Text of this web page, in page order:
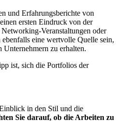
und Erfahrungsberichte von
ersten Eindruck von der
Veranstaltungen oder
eine wertvolle Quelle sein,
zu erhalten.
ist, sich die Portfolios der
in den Stil und die
Sie darauf, ob die Arbeiten zu